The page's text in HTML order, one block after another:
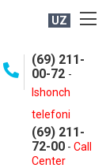
UZ
(69) 211-
00-72 -
Ishonch
telefoni
(69) 211-
72-00 - Call
Center